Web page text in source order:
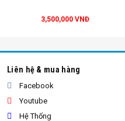
3,500,000 VNĐ
Liên hệ & mua hàng
Facebook
Youtube
Hệ Thống